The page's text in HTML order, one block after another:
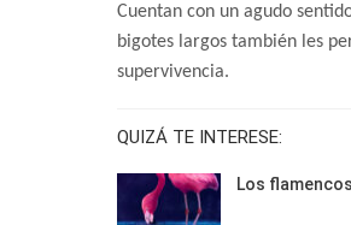
Cuentan con un agudo
bigotes largos también les
supervivencia.
QUIZÁ TE INTERESE:
Los